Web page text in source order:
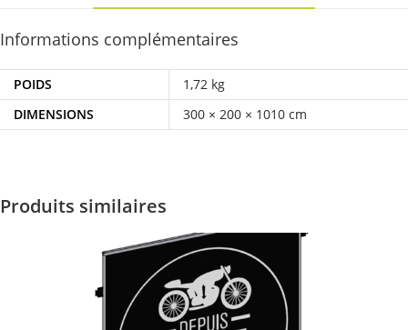
Informations complémentaires
POIDS
1,72 kg
DIMENSIONS
300 × 200 × 1010 cm
Produits similaires